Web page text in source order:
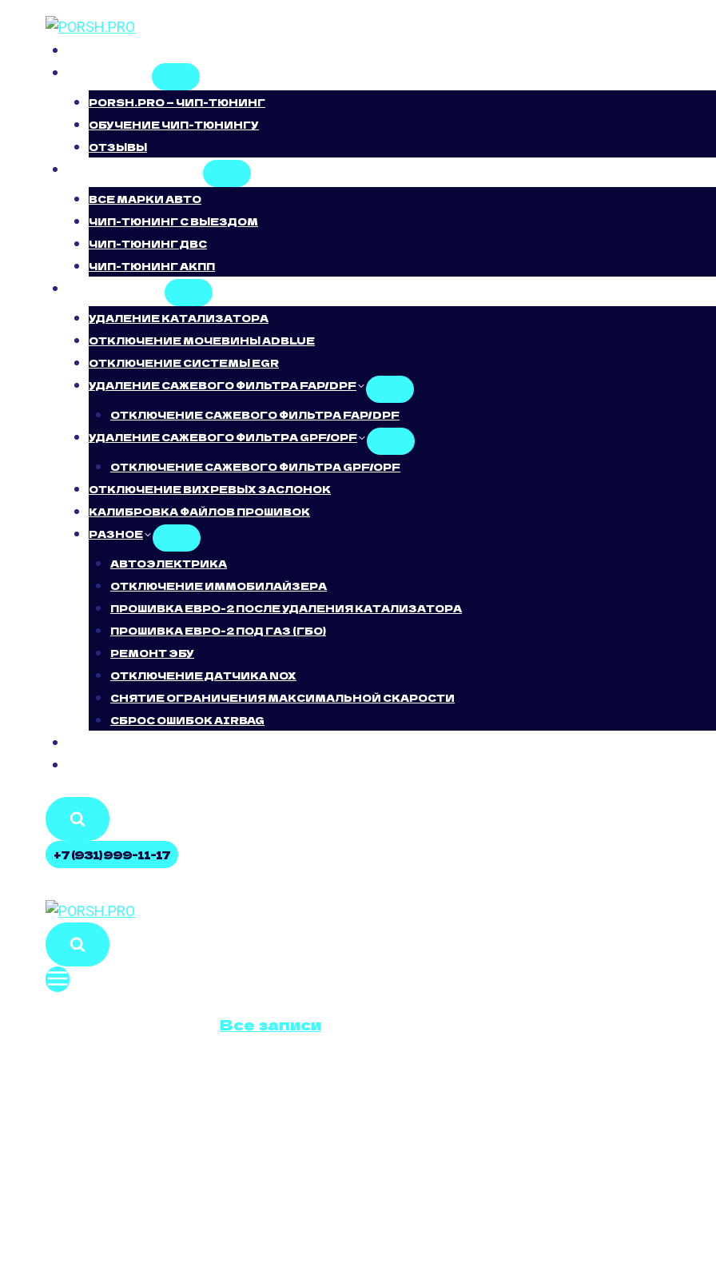
содержимому
PORSH.PRO — ЧИП-ТЮНИНГ
ОБУЧЕНИЕ ЧИП-ТЮНИНГУ
ОТЗЫВЫ
ВСЕ МАРКИ АВТО
ЧИП-ТЮНИНГ С ВЫЕЗДОМ
ЧИП-ТЮНИНГ ДВС
ЧИП-ТЮНИНГ АКПП
УДАЛЕНИЕ КАТАЛИЗАТОРА
ОТКЛЮЧЕНИЕ МОЧЕВИНЫ ADBLUE
ОТКЛЮЧЕНИЕ СИСТЕМЫ EGR
УДАЛЕНИЕ САЖЕВОГО ФИЛЬТРА FAP/DPF
ОТКЛЮЧЕНИЕ САЖЕВОГО ФИЛЬТРА FAP/DPF
УДАЛЕНИЕ САЖЕВОГО ФИЛЬТРА GPF/OPF
ОТКЛЮЧЕНИЕ САЖЕВОГО ФИЛЬТРА GPF/OPF
ОТКЛЮЧЕНИЕ ВИХРЕВЫХ ЗАСЛОНОК
КАЛИБРОВКА ФАЙЛОВ ПРОШИВОК
РАЗНОЕ
АВТОЭЛЕКТРИКА
ОТКЛЮЧЕНИЕ ИММОБИЛАЙЗЕРА
ПРОШИВКА ЕВРО-2 ПОСЛЕ УДАЛЕНИЯ КАТАЛИЗАТОРА
ПРОШИВКА ЕВРО-2 ПОД ГАЗ (ГБО)
РЕМОНТ ЭБУ
ОТКЛЮЧЕНИЕ ДАТЧИКА NOX
СНЯТИЕ ОГРАНИЧЕНИЯ МАКСИМАЛЬНОЙ СКАРОСТИ
СБРОС ОШИБОК AIRBAG
+7 (931) 999-11-17
Все записи